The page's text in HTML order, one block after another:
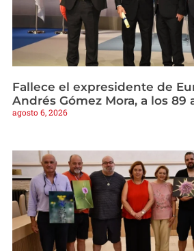
Fallece el expresidente de
Andrés Gómez Mora, a los 89
agosto 6, 2026